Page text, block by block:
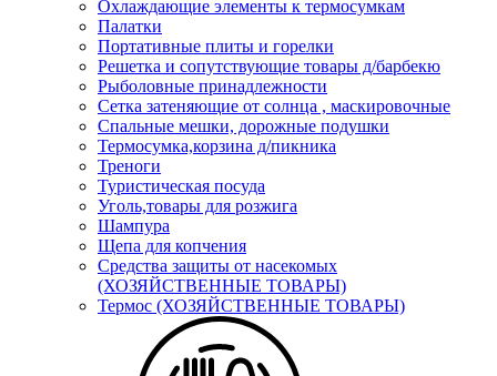
Охлаждающие элементы к термосумкам
Палатки
Портативные плиты и горелки
Решетка и сопутствующие товары д/барбекю
Рыболовные принадлежности
Сетка затеняющие от солнца , маскировочные
Спальные мешки, дорожные подушки
Термосумка,корзина д/пикника
Треноги
Туристическая посуда
Уголь,товары для розжига
Шампура
Щепа для копчения
Средства защиты от насекомых
(ХОЗЯЙСТВЕННЫЕ ТОВАРЫ)
Термос (ХОЗЯЙСТВЕННЫЕ ТОВАРЫ)